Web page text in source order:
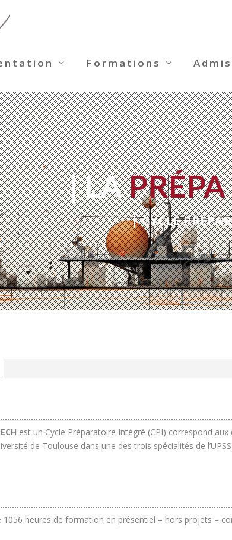
Formations
| LA
| CYCLE
est un Cycle Préparatoire Intégré (CPI) correspond
de Toulouse dans une des trois spécialités de
1056 heures de formation en présentiel – hors projets –